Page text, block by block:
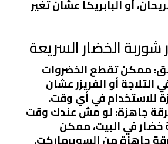
أو البابريكا عشان تغير
شوربة الخضار السريعة
: ممكن تقطع الخضروات
أو الفريزر عشان
للاستخدام في أي وقت.
جاهزة: لو مش عندك وقت
في البيت، ممكن
جاهزة من السوبرماركت.